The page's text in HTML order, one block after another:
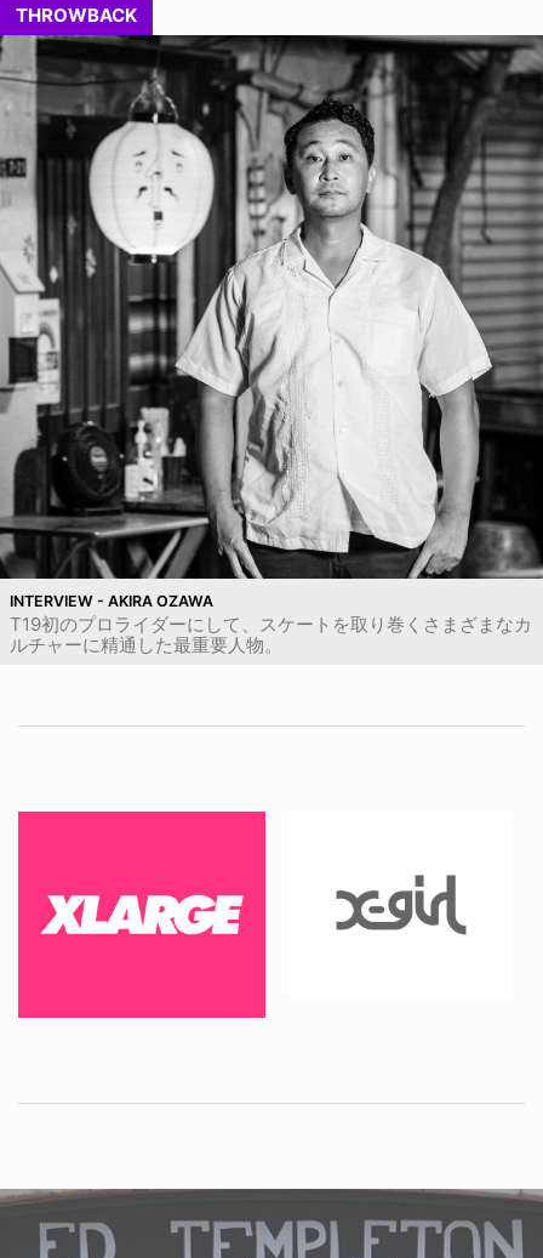
THROWBACK
INTERVIEW - AKIRA OZAWA
T19初のプロライダーにして、スケートを取り巻くさまざまなカ
ルチャーに精通した最重要人物。